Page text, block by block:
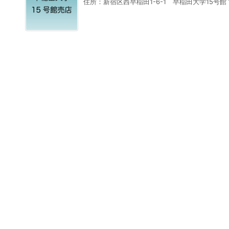
住所：新宿区西早稲田1-6-1 早稲田大学15号